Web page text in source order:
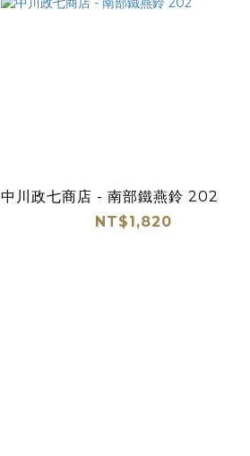
中川政七商店 - 南部鐵燕鈴 202
NT$1,820